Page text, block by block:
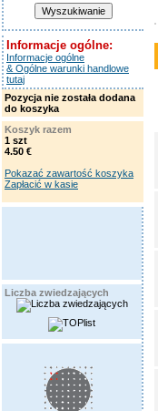
Informacje ogólne:
Informacje ogólne
& Ogólne warunki handlowe
tutaj
Pozycja nie została dodana
do koszyka
Koszyk razem
1 szt
4.50 €
Pokazać zawartość koszyka
Zapłacić w kasie
Liczba zwiedzających